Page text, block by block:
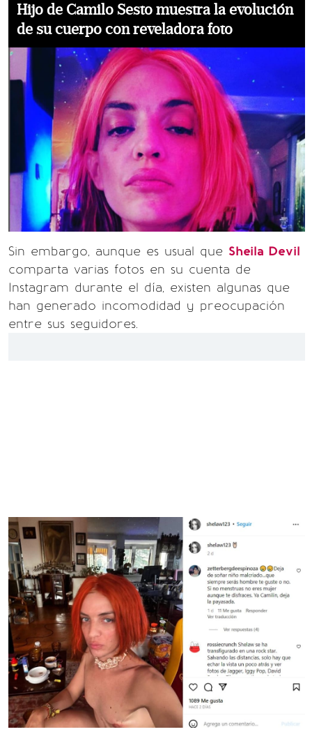
Hijo de Camilo Sesto muestra la evolución
de su cuerpo con reveladora foto
Sin embargo, aunque es usual que Sheila Devil
comparta varias fotos en su cuenta de
Instagram durante el día, existen algunas que
han generado incomodidad y preocupación
entre sus seguidores.